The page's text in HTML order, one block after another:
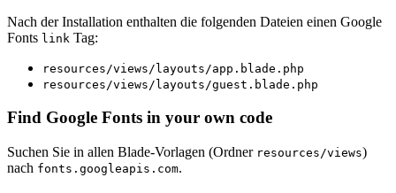
Nach der Installation enthalten die folgenden Dateien einen Google
Fonts link Tag:
resources/views/layouts/app.blade.php
resources/views/layouts/guest.blade.php
Find Google Fonts in your own code
Suchen Sie in allen Blade-Vorlagen (Ordner resources/views)
nach fonts.googleapis.com.